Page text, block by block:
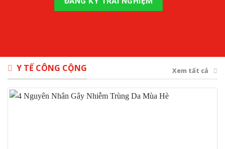
Y TẾ CÔNG CỘNG Xem tất cả